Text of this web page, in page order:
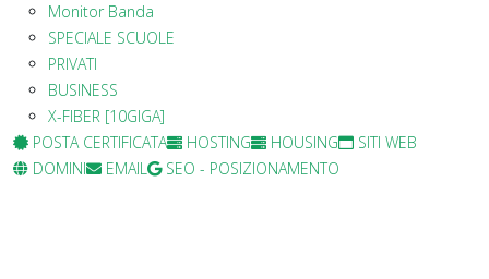
Monitor Banda
SPECIALE SCUOLE
PRIVATI
BUSINESS
X-FIBER [10GIGA]
POSTA CERTIFICATA HOSTING HOUSING
SITI WEB
DOMINI
EMAIL SEO - POSIZIONAMENTO